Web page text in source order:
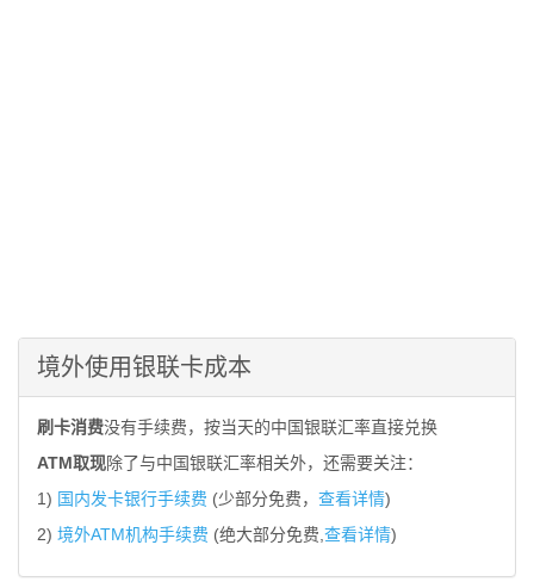
境外使用银联卡成本
刷卡消费没有手续费，按当天的中国银联汇率直接兑换
ATM取现除了与中国银联汇率相关外，还需要关注：
1) 国内发卡银行手续费 (少部分免费， 查看详情)
2) 境外ATM机构手续费 (绝大部分免费, 查看详情)